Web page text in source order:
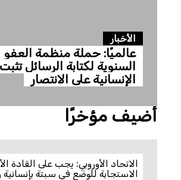
الأخبار
عالميًا: حملة منظمة العفو
السنوية لكتابة الرسائل
الإنسانية على الانتصار
أضيف مؤخرًا
الاتحاد الأوروبي: يجب على القادة
الاستجابة للوضع في سبتة